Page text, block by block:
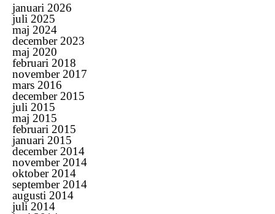
januari 2026
juli 2025
maj 2024
december 2023
maj 2020
februari 2018
november 2017
mars 2016
december 2015
juli 2015
maj 2015
februari 2015
januari 2015
december 2014
november 2014
oktober 2014
september 2014
augusti 2014
juli 2014